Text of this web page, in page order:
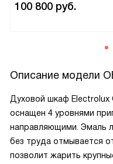
100 800 руб.
Описание модели
Духовой шкаф Electrolux
оснащен 4 уровнями
направляющими. Эмаль
без труда отмывается
позволит жарить